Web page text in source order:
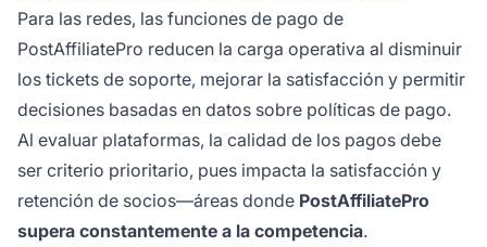
Para las redes, las funciones de pago de
PostAffiliatePro reducen la carga operativa al disminuir
los tickets de soporte, mejorar la satisfacción y permitir
decisiones basadas en datos sobre políticas de pago.
Al evaluar plataformas, la calidad de los pagos debe
ser criterio prioritario, pues impacta la satisfacción y
retención de socios—áreas donde PostAffiliatePro
supera constantemente a la competencia.